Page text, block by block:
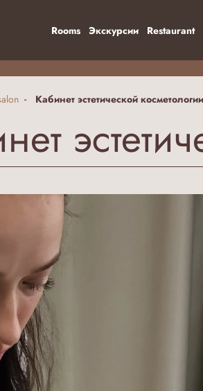
Rooms Экскурсии Restaurant
Кабинет эстетической